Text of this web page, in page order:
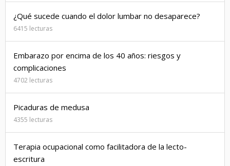
¿Qué sucede cuando el dolor lumbar no desaparece?
6415 lecturas
Embarazo por encima de los 40 años: riesgos y
complicaciones
4702 lecturas
Picaduras de medusa
4355 lecturas
Terapia ocupacional como facilitadora de la lecto-
escritura